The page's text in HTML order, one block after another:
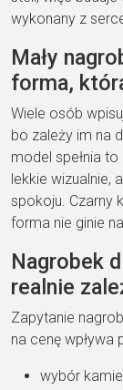
wykonany z
Mały
forma,
Wiele osób
bo zależy im na
model spełnia
lekkie wizualnie,
spokoju. Czarny
forma nie ginie
Nagrobek
realnie
Zapytanie
na cenę wpływa
wybór